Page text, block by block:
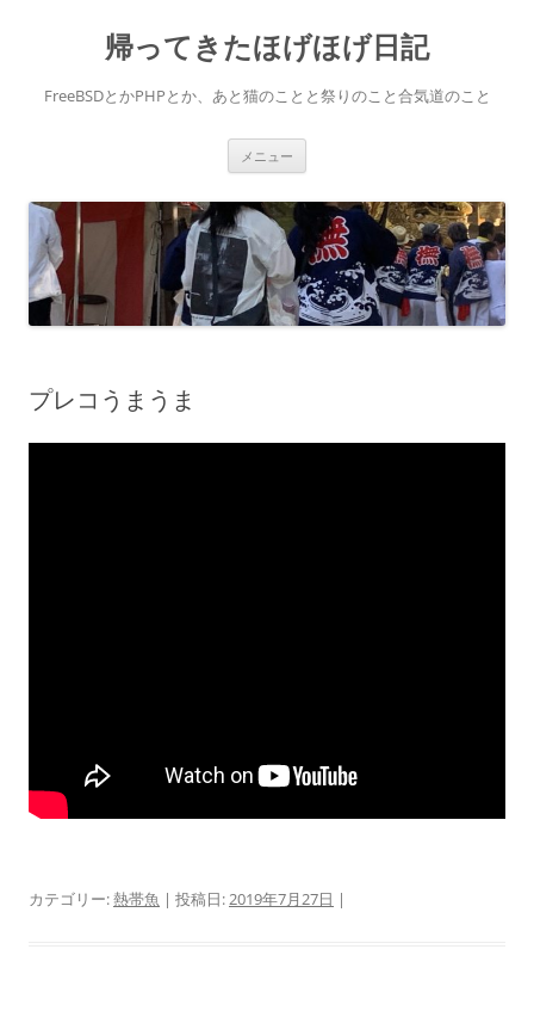
帰ってきたほげほげ日記
FreeBSDとかPHPとか、あと猫のことと祭りのこと合気道のこと
メニュー
プレコうまうま
カテゴリー:熱帯魚 | 投稿日:2019年7月27日 |